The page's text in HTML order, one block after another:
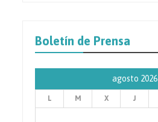
Prensa
Boletín de Prensa
agosto 2026
L M X J